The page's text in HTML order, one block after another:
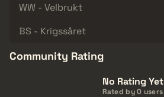
WW - Velbrukt
BS - Krigssåret
Community Rating
No Rating Yet
Rated by 0 users